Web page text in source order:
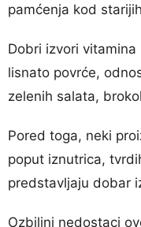
pamćenja kod
Dobri izvori
lisnato povrće,
zelenih salata,
Pored toga, neki
poput iznutrica,
predstavljaju dobar
Ozbiljni nedostaci